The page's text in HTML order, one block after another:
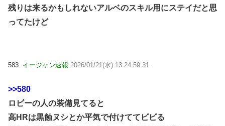
残りは来るかもしれないアルベのスキル用にステイだと思
ってたけど
583: イージャン速報 2026/01/21(水) 13:24:59.31
>>580
ロビーの人の装備見てると
高HRは黒蝕ヌシとか平気で付けててビビる